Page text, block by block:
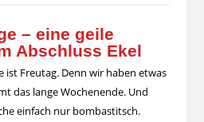
– eine geile
Abschluss Ekel
ist Freutag. Denn wir haben etwas
das lange Wochenende. Und
einfach nur bombastitsch.